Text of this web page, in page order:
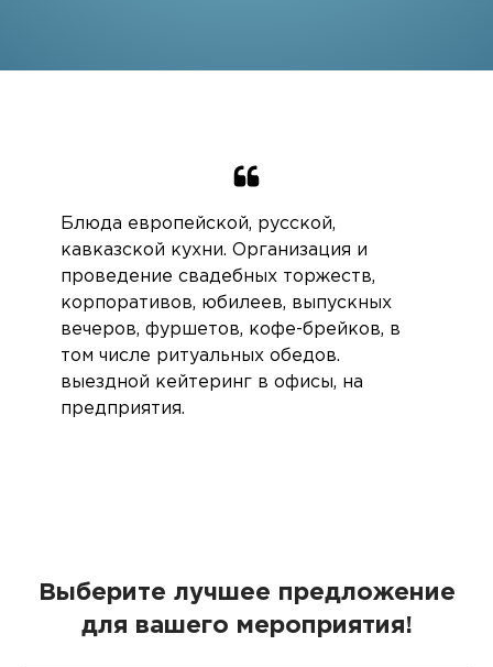
Блюда европейской, русской,
кавказской кухни. Организация и
проведение свадебных торжеств,
корпоративов, юбилеев, выпускных
вечеров, фуршетов, кофе-брейков, в
том числе ритуальных обедов.
выездной кейтеринг в офисы, на
предприятия.
Выберите лучшее предложение
для вашего мероприятия!